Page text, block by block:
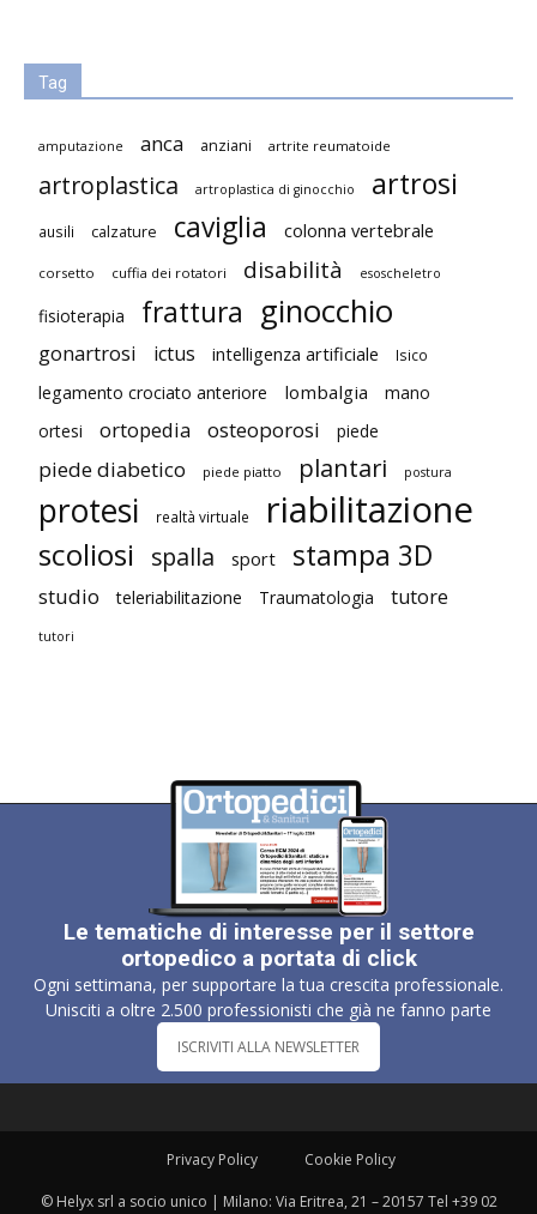
Tag
amputazione anca anziani artrite reumatoide
artroplastica artroplastica di ginocchio artrosi
ausili calzature caviglia colonna vertebrale
corsetto cuffia dei rotatori disabilità esoscheletro
fisioterapia frattura ginocchio
gonartrosi ictus intelligenza artificiale Isico
legamento crociato anteriore lombalgia
mano
ortesi
ortopedia osteoporosi piede
piede diabetico piede piatto plantari postura
protesi realtà virtuale riabilitazione
scoliosi spalla sport stampa 3D
studio teleriabilitazione Traumatologia tutore
tutori
Le tematiche di interesse per il settore
ortopedico a portata di click
Ogni settimana, per supportare la tua crescita professionale.
Unisciti a oltre 2.500 professionisti che già ne fanno parte
ISCRIVITI ALLA NEWSLETTER
Privacy Policy Cookie Policy
© Helyx srl a socio unico | Milano: Via Eritrea, 21 – 20157 Tel +39 02